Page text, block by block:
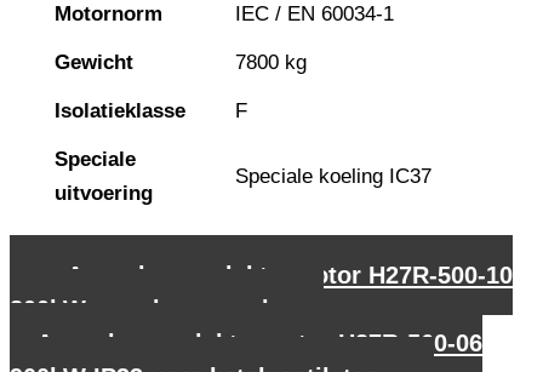
Motornorm IEC / EN 60034-1
Gewicht 7800 kg
Isolatieklasse F
Speciale
uitvoering
Speciale koeling IC37
Asynchrone elektromotor H27R-500-10
800kW voor hamermolen
Asynchrone elektromotor H27R-560-06